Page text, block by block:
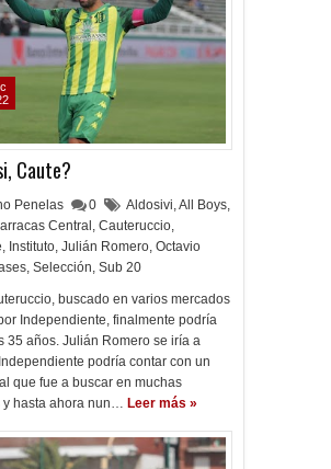
Caute?
Penelas 0 Aldosivi,All Boys,
Central , Cauteruccio,
, Instituto, Julián Romero, Octavio
, Selección, Sub 20
buscado en varios mercados
Independiente, finalmente podría
35 años. Julián Romero se iría a
podría contar con un
que fue a buscar en muchas
y hasta ahora nun… Leer más »